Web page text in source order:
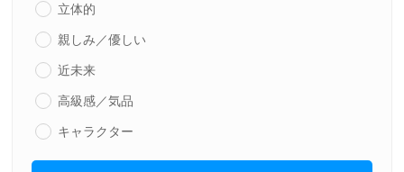
立体的
親しみ／優しい
近未来
高級感／気品
キャラクター